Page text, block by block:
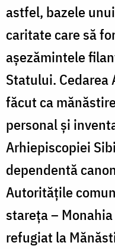
astfel, bazele
caritate care să
aşezămintele
Statului. Cedarea
făcut ca
personal şi
Arhiepiscopiei
dependentă
Autorităţile
stareţa –
refugiat la